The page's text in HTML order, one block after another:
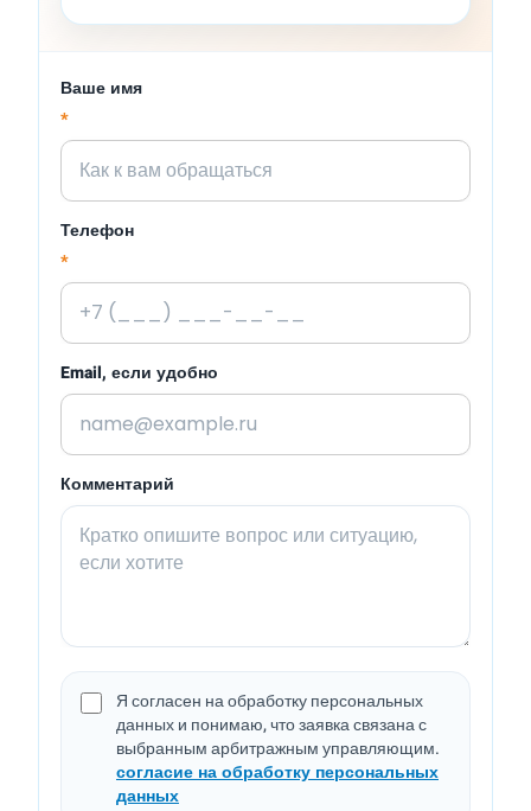
Ваше имя
*
Телефон
*
Email, если удобно
Комментарий
Я согласен на обработку персональных
данных и понимаю, что заявка связана с
выбранным арбитражным управляющим.
согласие на обработку персональных
данных